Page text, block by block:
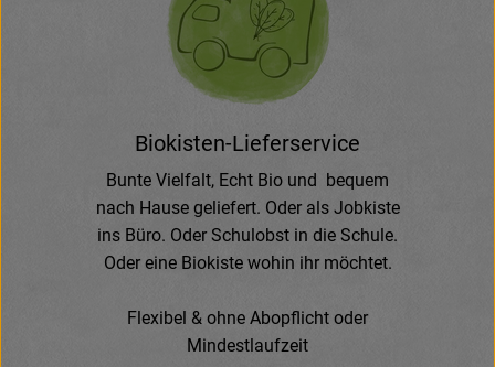
Angebote & Neues
Getränke
Biokisten-Lieferservice
Bunte Vielfalt, Echt Bio und bequem
nach Hause geliefert. Oder als Jobkiste
ins Büro. Oder Schulobst in die Schule.
Oder eine Biokiste wohin ihr möchtet.
Flexibel & ohne Abopflicht oder
Mindestlaufzeit